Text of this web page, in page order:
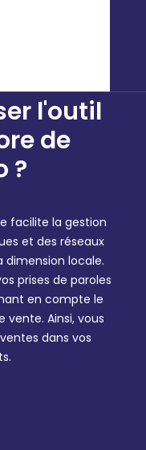
l'outil
de
?
facilite la gestion
et des réseaux
dimension locale.
prises de paroles
en compte le
Ainsi, vous
dans vos